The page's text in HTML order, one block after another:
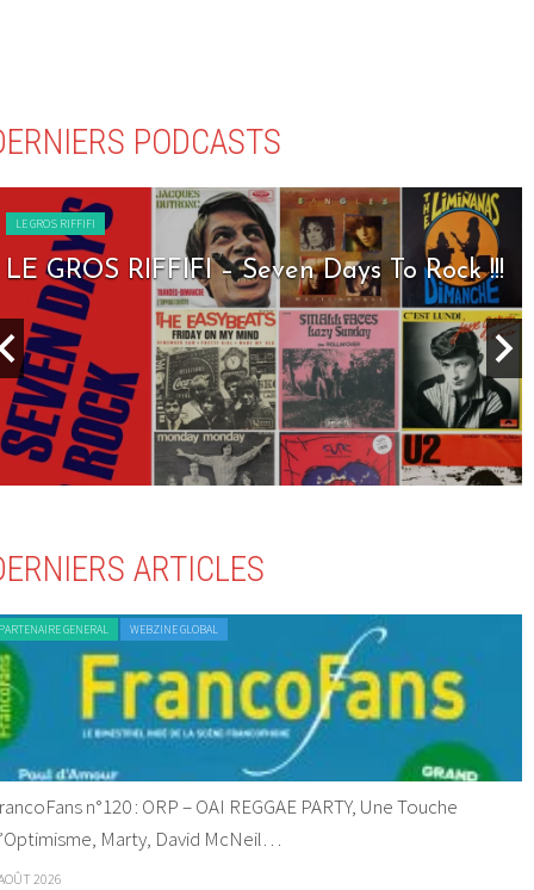
PODCASTS
LE GROS RIFFIFI
LE GROS RIFFIFI – Seven Days To Rock !!!
ARTICLES
GENERAL WEBZINE GLOBAL
n°120 : ORP – OAI REGGAE PARTY, Une Touche
Marty, David McNeil…
2026